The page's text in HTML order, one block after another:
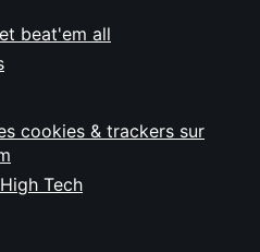
beat'em all
cookies & trackers sur
Tech